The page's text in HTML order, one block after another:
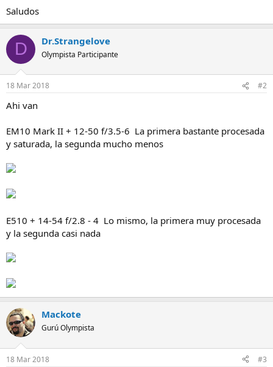
Saludos
D Dr.Strangelove
Olympista Participante
18 Mar 2018 #2
Ahi van
EM10 Mark II + 12-50 f/3.5-6 La primera bastante procesada
y saturada, la segunda mucho menos
E510 + 14-54 f/2.8 - 4 Lo mismo, la primera muy procesada
y la segunda casi nada
Mackote
Gurú Olympista
18 Mar 2018 #3